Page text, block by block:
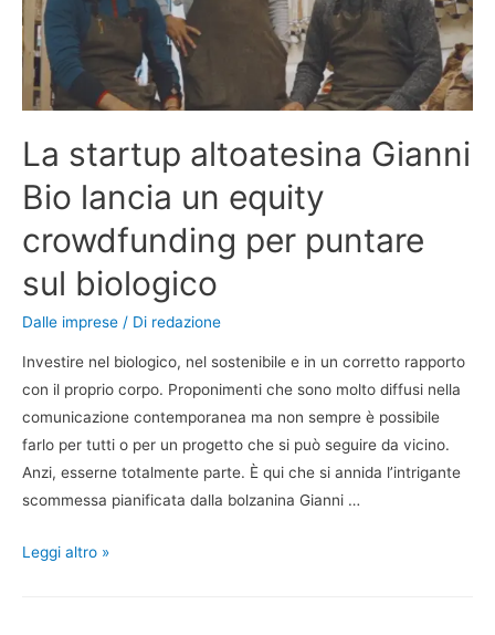
La startup altoatesina Gianni
Bio lancia un equity
crowdfunding per puntare
sul biologico
Dalle imprese / Di redazione
Investire nel biologico, nel sostenibile e in un corretto rapporto
con il proprio corpo. Proponimenti che sono molto diffusi nella
comunicazione contemporanea ma non sempre è possibile
farlo per tutti o per un progetto che si può seguire da vicino.
Anzi, esserne totalmente parte. È qui che si annida l’intrigante
scommessa pianificata dalla bolzanina Gianni …
Leggi altro »